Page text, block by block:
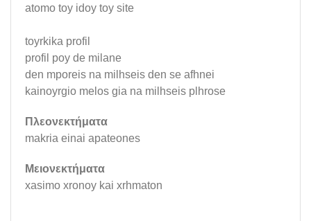
atomo toy idoy toy site
toyrkika profil
profil poy de milane
den mporeis na milhseis den se afhnei
kainoyrgio melos gia na milhseis plhrose
Πλεονεκτήματα
makria einai apateones
Μειονεκτήματα
xasimo xronoy kai xrhmaton